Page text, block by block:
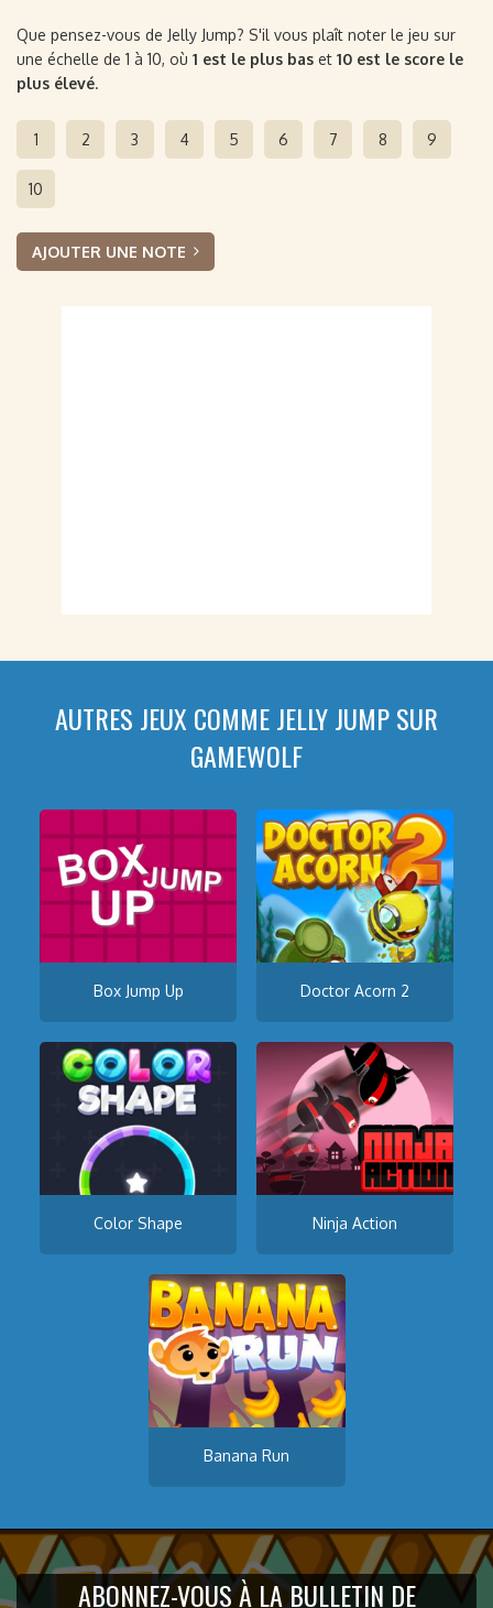
Que pensez-vous de Jelly Jump? S'il vous plaît noter le jeu sur
une échelle de 1 à 10, où 1 est le plus bas et 10 est le score le
plus élevé.
1 2 3 4 5 6 7 8 9
10
AJOUTER UNE NOTE
AUTRES JEUX COMME JELLY JUMP SUR
GAMEWOLF
Box Jump Up Doctor Acorn 2
Color Shape Ninja Action
Banana Run
ABONNEZ-VOUS À LA BULLETIN DE